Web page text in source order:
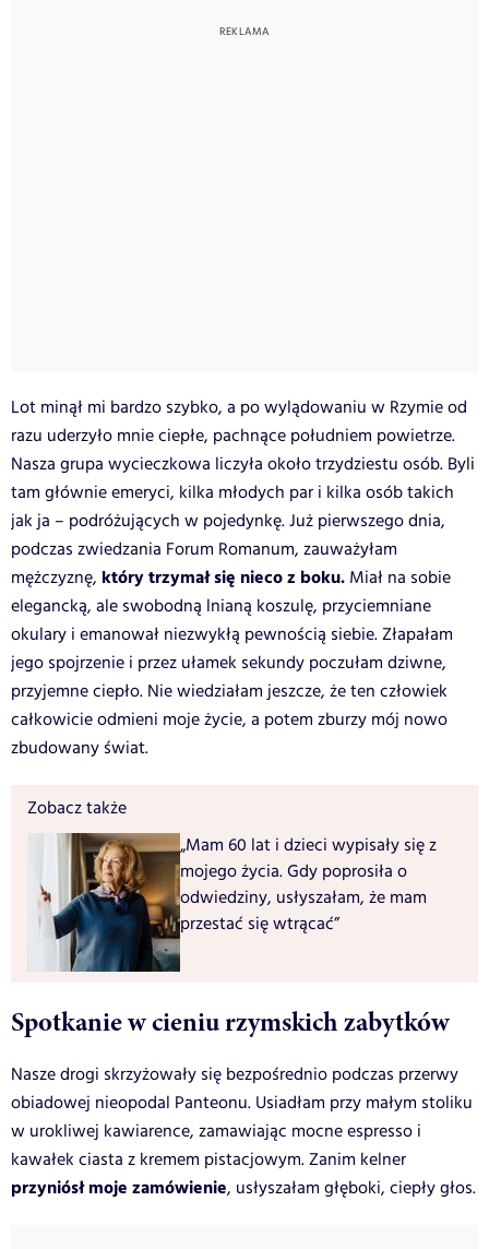
Lot minął mi bardzo szybko, a po wylądowaniu w Rzymie od
razu uderzyło mnie ciepłe, pachnące południem powietrze.
Nasza grupa wycieczkowa liczyła około trzydziestu osób. Byli
tam głównie emeryci, kilka młodych par i kilka osób takich
jak ja – podróżujących w pojedynkę. Już pierwszego dnia,
podczas zwiedzania Forum Romanum, zauważyłam
mężczyznę, który trzymał się nieco z boku. Miał na sobie
elegancką, ale swobodną lnianą koszulę, przyciemniane
okulary i emanował niezwykłą pewnością siebie. Złapałam
jego spojrzenie i przez ułamek sekundy poczułam dziwne,
przyjemne ciepło. Nie wiedziałam jeszcze, że ten człowiek
całkowicie odmieni moje życie, a potem zburzy mój nowo
zbudowany świat.
Zobacz także
„Mam 60 lat i dzieci wypisały się z
mojego życia. Gdy poprosiła o
odwiedziny, usłyszałam, że mam
przestać się wtrącać”
Spotkanie w cieniu rzymskich zabytków
Nasze drogi skrzyżowały się bezpośrednio podczas przerwy
obiadowej nieopodal Panteonu. Usiadłam przy małym stoliku
w urokliwej kawiarence, zamawiając mocne espresso i
kawałek ciasta z kremem pistacjowym. Zanim kelner
przyniósł moje zamówienie, usłyszałam głęboki, ciepły głos.